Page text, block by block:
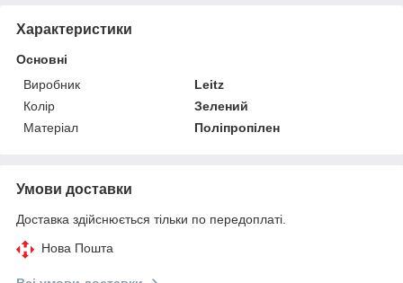
Характеристики
Основні
Виробник
Leitz
Колір
Зелений
Матеріал
Поліпропілен
Умови доставки
Доставка здійснюється тільки по передоплаті.
Нова Пошта